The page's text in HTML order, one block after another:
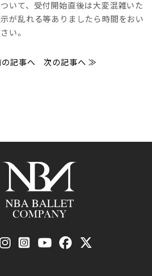
いて、受付開始直後は大変混雑いた
が乱れる等ありましたら時間をおい
い。
記事へ 次の記事へ ≫